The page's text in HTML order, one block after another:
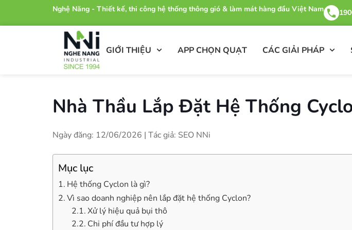
Nghệ Năng - Thiết kế, thi công hệ thống thông gió & làm mát hàng đầu Việt Nam
GIỚI THIỆU APP CHỌN QUẠT CÁC GIẢI PHÁP
Nhà Thầu Lắp Đặt Hệ Thống
Ngày đăng: 12/06/2026 | Tác giả: SEO NNi
Mục lục
Hệ thống Cyclon là gì?
Vì sao doanh nghiệp nên lắp đặt hệ thống Cyclon?
Xử lý hiệu quả bụi thô
Chi phí đầu tư hợp lý